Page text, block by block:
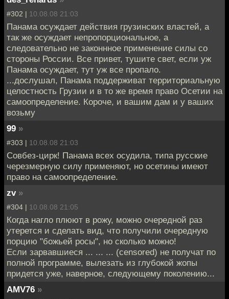
#302 | 10.08.08 21:03
Панама осуждает действия грузинских властей, а
так же осуждает непропорциональное, а
следовательно не законнное применение силы со
стороны России. Все привет, тушите свет, если уж
Панама осуждает, тут уж все пропало.
...дослушал, Панама поддерживат территориальную
целостность Грузии и в то же время право Осетии на
самоопределение. Короче, и вашим дам и у ваших
возьму
99 »
#303 | 10.08.08 21:03
Совбез-цирк! Панама всех осудила, типа русские
черезмерную силу применяют, но осетины имеют
право на самоопределение.
zv »
#304 | 10.08.08 21:05
Когда нагло плюют в рожу, можно очередной раз
утерется и сделать вид, что получили очередную
порцию "божьей росы", но сколько можно!
Если зарвавшиеся ... ... ... (censored) не получат по
полной программе, вылезать из глубокой жопы
придется уже, наверное, следующему поколению...
AMV76 »